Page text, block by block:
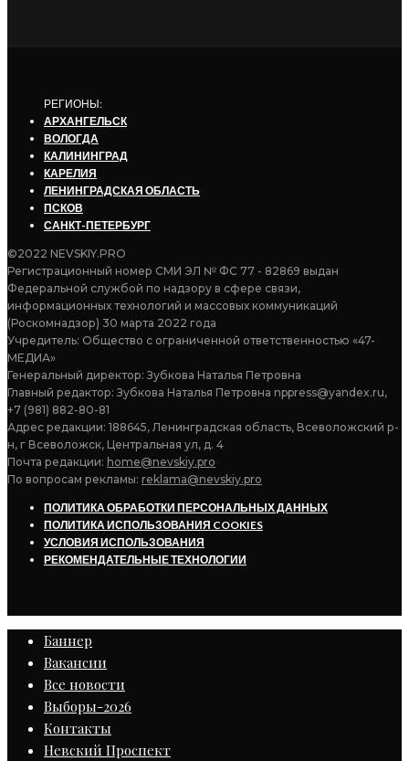
РЕГИОНЫ:
АРХАНГЕЛЬСК
ВОЛОГДА
КАЛИНИНГРАД
КАРЕЛИЯ
ЛЕНИНГРАДСКАЯ ОБЛАСТЬ
ПСКОВ
САНКТ-ПЕТЕРБУРГ
©2022 NEVSKIY.PRO
Регистрационный номер СМИ ЭЛ № ФС 77 - 82869 выдан
Федеральной службой по надзору в сфере связи,
информационных технологий и массовых коммуникаций
(Роскомнадзор) 30 марта 2022 года
Учредитель: Общество с ограниченной ответственностью «47-
МЕДИА»
Генеральный директор: Зубкова Наталья Петровна
Главный редактор: Зубкова Наталья Петровна nppress@yandex.ru,
+7 (981) 882-80-81
Адрес редакции: 188645, Ленинградская область, Всеволожский р-
н, г Всеволожск, Центральная ул, д. 4
Почта редакции: home@nevskiy.pro
По вопросам рекламы: reklama@nevskiy.pro
ПОЛИТИКА ОБРАБОТКИ ПЕРСОНАЛЬНЫХ ДАННЫХ
ПОЛИТИКА ИСПОЛЬЗОВАНИЯ COOKIES
УСЛОВИЯ ИСПОЛЬЗОВАНИЯ
РЕКОМЕНДАТЕЛЬНЫЕ ТЕХНОЛОГИИ
Баннер
Вакансии
Все новости
Выборы-2026
Контакты
Невский Проспект